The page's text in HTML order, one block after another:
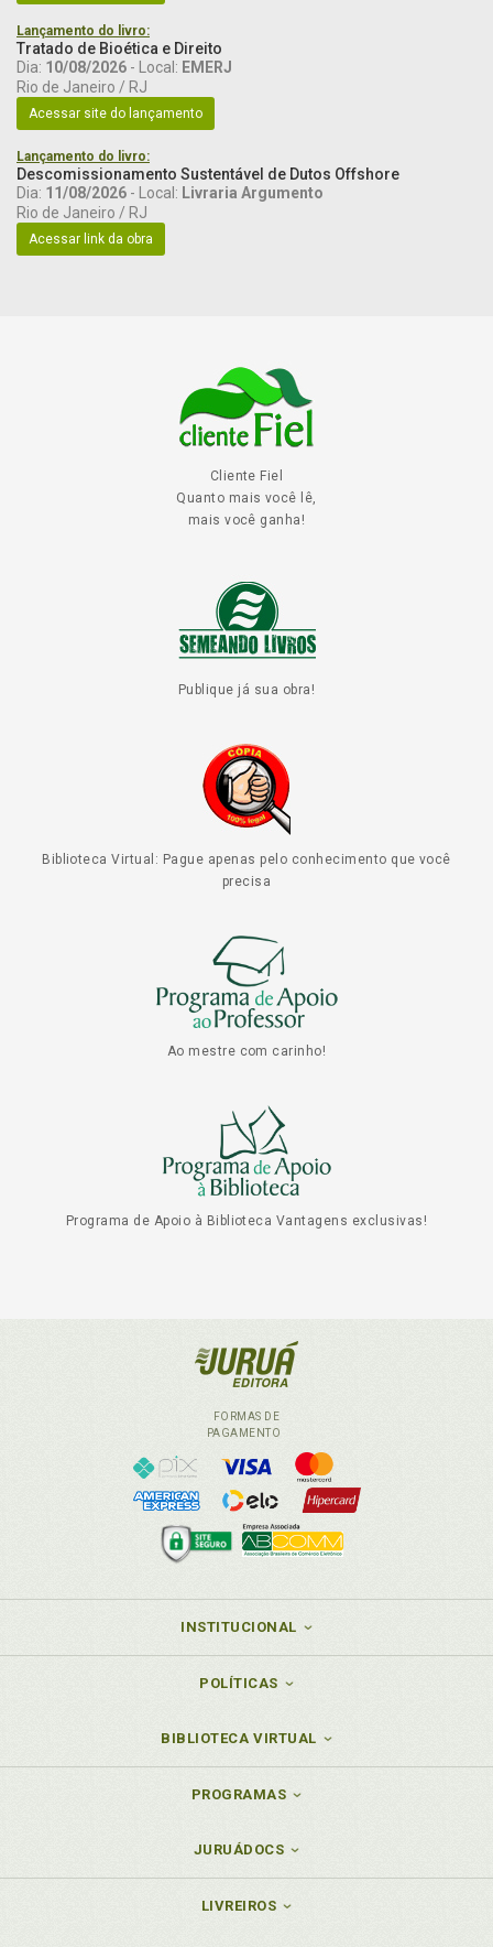
Lançamento do livro:
Tratado de Bioética e Direito
Dia: 10/08/2026 - Local: EMERJ
Rio de Janeiro / RJ
Acessar site do lançamento
Lançamento do livro:
Descomissionamento Sustentável de Dutos Offshore
Dia: 11/08/2026 - Local: Livraria Argumento
Rio de Janeiro / RJ
Acessar link da obra
Cliente Fiel
Quanto mais você lê,
mais você ganha!
Publique já sua obra!
Biblioteca Virtual: Pague apenas pelo conhecimento que você
precisa
Ao mestre com carinho!
Programa de Apoio à Biblioteca Vantagens exclusivas!
FORMAS DE
PAGAMENTO
INSTITUCIONAL
POLÍTICAS
BIBLIOTECA VIRTUAL
PROGRAMAS
JURUÁDOCS
LIVREIROS